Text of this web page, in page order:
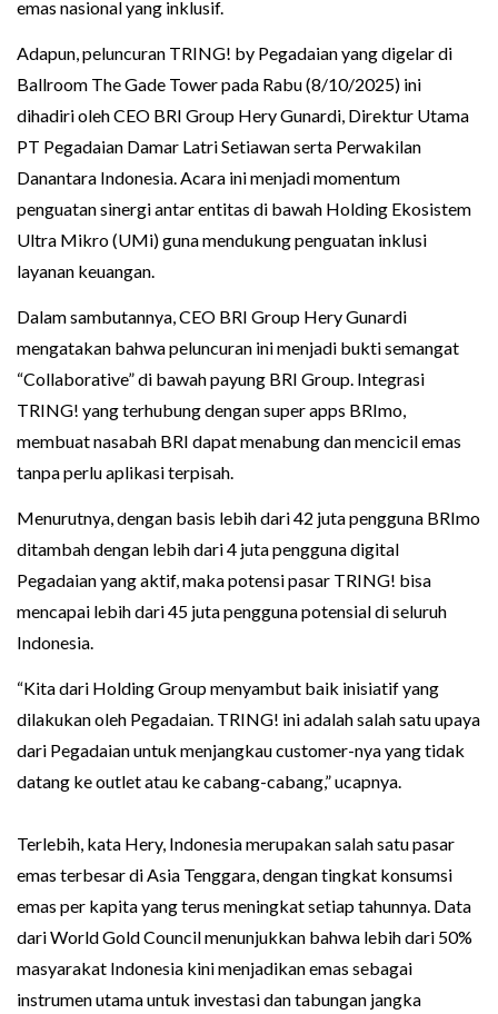
emas nasional yang inklusif.
Adapun, peluncuran TRING! by Pegadaian yang digelar di
Ballroom The Gade Tower pada Rabu (8/10/2025) ini
dihadiri oleh CEO BRI Group Hery Gunardi, Direktur Utama
PT Pegadaian Damar Latri Setiawan serta Perwakilan
Danantara Indonesia. Acara ini menjadi momentum
penguatan sinergi antar entitas di bawah Holding Ekosistem
Ultra Mikro (UMi) guna mendukung penguatan inklusi
layanan keuangan.
Dalam sambutannya, CEO BRI Group Hery Gunardi
mengatakan bahwa peluncuran ini menjadi bukti semangat
“Collaborative” di bawah payung BRI Group. Integrasi
TRING! yang terhubung dengan super apps BRImo,
membuat nasabah BRI dapat menabung dan mencicil emas
tanpa perlu aplikasi terpisah.
Menurutnya, dengan basis lebih dari 42 juta pengguna BRImo
ditambah dengan lebih dari 4 juta pengguna digital
Pegadaian yang aktif, maka potensi pasar TRING! bisa
mencapai lebih dari 45 juta pengguna potensial di seluruh
Indonesia.
“Kita dari Holding Group menyambut baik inisiatif yang
dilakukan oleh Pegadaian. TRING! ini adalah salah satu upaya
dari Pegadaian untuk menjangkau customer-nya yang tidak
datang ke outlet atau ke cabang-cabang,” ucapnya.
Terlebih, kata Hery, Indonesia merupakan salah satu pasar
emas terbesar di Asia Tenggara, dengan tingkat konsumsi
emas per kapita yang terus meningkat setiap tahunnya. Data
dari World Gold Council menunjukkan bahwa lebih dari 50%
masyarakat Indonesia kini menjadikan emas sebagai
instrumen utama untuk investasi dan tabungan jangka